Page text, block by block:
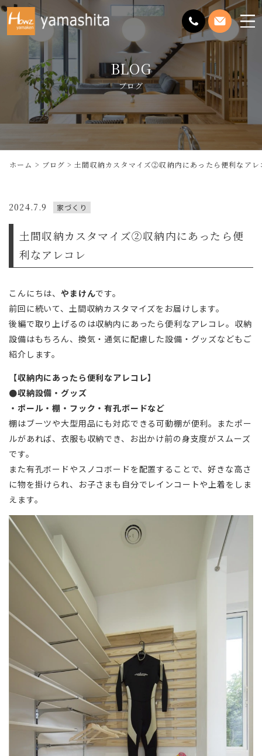
メ
ニ
を
開
く
BLOG
ブログ
ホーム ブログ 土間収納カスタマイズ②収納内にあったら便利なアレ
2024.7.9 家づくり
土間収納カスタマイズ②収納内にあったら便
利なアレコレ
こんにちは、やまけんです。
前回に続いて、土間収納カスタマイズをお届けします。
後編で取り上げるのは収納内にあったら便利なアレコレ。収納
設備はもちろん、換気・通気に配慮した設備・グッズなどもご
紹介します。
【収納内にあったら便利なアレコレ】
●収納設備・グッズ
・ポール・棚・フック・有孔ボードなど
棚はブーツや大型用品にも対応できる可動棚が便利。またポー
ルがあれば、衣服も収納でき、お出かけ前の身支度がスムーズ
です。
また有孔ボードやスノコボードを配置することで、好きな高さ
に物を掛けられ、お子さまも自分でレインコートや上着をしま
えます。